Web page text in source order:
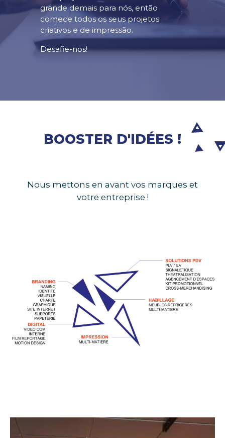
grande demais para nós, então
comece todos os seus projetos
criativos e de impressão.
Desafie-nos!
BOOSTER D'IDÉES !
Nous mettons en avant vos marques et
votre entreprise !